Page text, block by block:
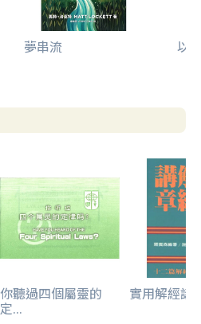
夢串流 以
你聽過四個屬靈的
定...
實用解經講